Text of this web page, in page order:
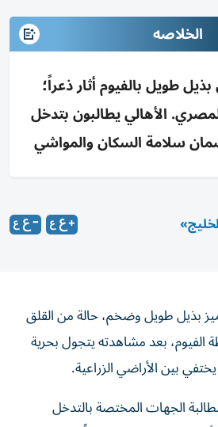
الخلاصه
طويل بالفيوم أثار ذعراً؛
الأهالي يطالبون بتدخل
سلامة السكان والمواشي
بذيل طويل وضخم، حالة من القلق
الفيوم، بعد مشاهدته يتجول بحرية
بين الأراضي الزراعية.
من عدم تشكيله خطراً على